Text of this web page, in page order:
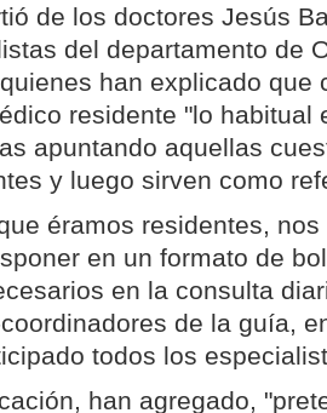
de los doctores Jesús
del departamento de
han explicado que
residente "lo habitual
apuntando aquellas
y luego sirven como
éramos residentes,
en un formato de
en la consulta
de la guía,
todos los
han agregado,